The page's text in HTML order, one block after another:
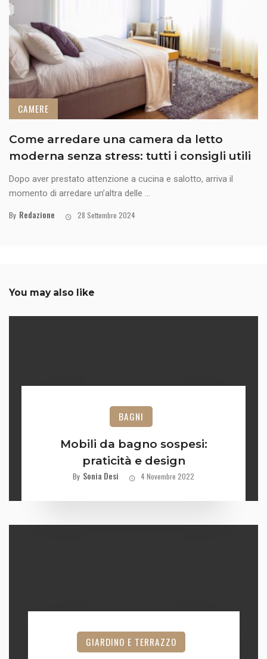
CAMERE
Come arredare una camera da letto
moderna senza stress: tutti i consigli utili
Dopo aver prestato attenzione a cucina e salotto, arriva il
momento di arredare un’altra delle ...
By Redazione 28 Settembre 2024
You may also like
BAGNI
Mobili da bagno sospesi:
praticità e design
By Sonia Desi 4 Novembre 2022
GIARDINO E TERRAZZO